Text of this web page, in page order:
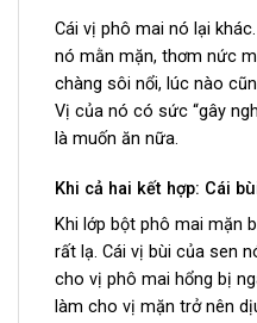
Cái vị phô mai nó lại
nó mằn mặn, thơm nức
chàng sôi nổi, lúc nào
Vị của nó có sức “gây
là muốn ăn nữa.
Khi cả hai kết hợp: Cái
Khi lớp bột phô mai mặn
rất lạ. Cái vị bùi của sen
cho vị phô mai hổng bị
làm cho vị mặn trở nên